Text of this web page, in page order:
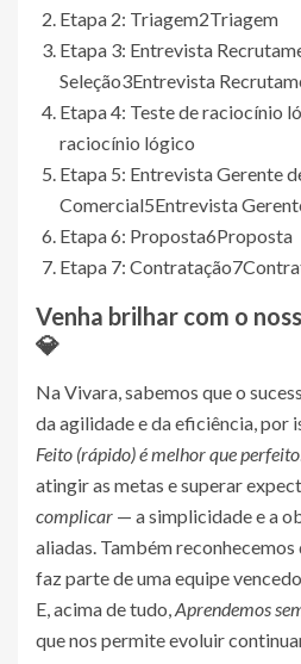
Etapa 2: Triagem2Triagem
Etapa 3: Entrevista
Seleção3Entrevista
Etapa 4: Teste de raciocínio
raciocínio lógico
Etapa 5: Entrevista Gerente
Comercial5Entrevista
Etapa 6: Proposta6Proposta
Etapa 7: Contratação7
Venha brilhar com o
💎
Na Vivara, sabemos que o
da agilidade e da eficiência, por
Feito (rápido) é melhor que perfeito
atingir as metas e superar
complicar — a simplicidade e a
aliadas. Também reconhecemos
faz parte de uma equipe
E, acima de tudo,Aprendemos
que nos permite evoluir